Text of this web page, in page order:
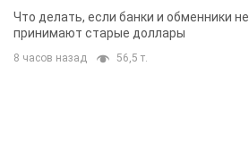
банки такие купюры
Что делать, если банки и обменники не
принимают старые доллары
8 часов назад 56,5 т.